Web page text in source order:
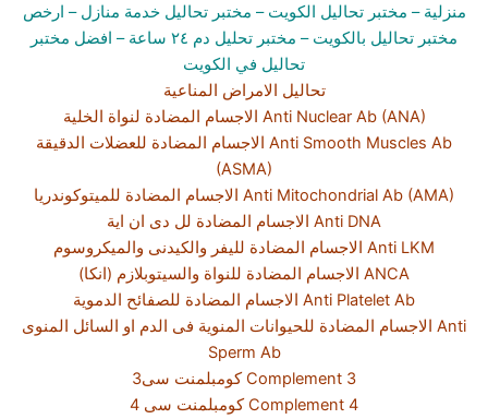
منزلية – مختبر تحاليل الكويت– مختبر تحاليل خدمة منازل – ارخص
مختبر تحاليل بالكويت – مختبر تحليل دم ٢٤ ساعة
– افضل مختبر
تحاليل في الكويت
تحاليل الامراض المناعية
الاجسام المضادة لنواة الخلية Anti Nuclear Ab (ANA)
الاجسام المضادة للعضلات الدقيقة Anti Smooth Muscles Ab
(ASMA)
الاجسام المضادة للميتوكوندريا Anti Mitochondrial Ab (AMA)
الاجسام المضادة لل دى ان اية Anti DNA
الاجسام المضادة لليفر والكيدنى والميكروسوم Anti LKM
الاجسام المضادة للنواة والسيتوبلازم (انكا) ANCA
الاجسام المضادة للصفائح الدموية Anti Platelet Ab
الاجسام المضادة للحيوانات المنوية فى الدم او السائل المنوى Anti
Sperm Ab
كومبلمنت سى3 Complement 3
كومبلمنت سى 4 Complement 4